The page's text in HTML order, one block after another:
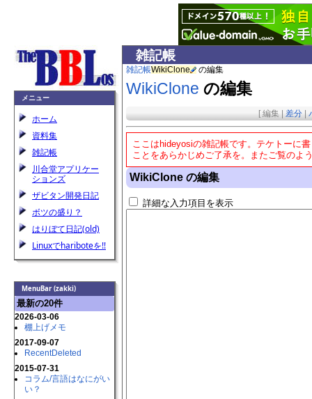
メニュー
ホーム
資料集
雑記帳
川合堂アプリケー
ションズ
ザビタン開発日記
ボツの盛り？
はりぼて日記(old)
Linuxでhariboteを!!
MenuBar (zakki)
最新の20件
2026-03-06
棚上げメモ
2017-09-07
RecentDeleted
2015-07-31
コラム​/言語はなにがい
い？
雑記帳
雑記帳WikiClone の編集
WikiClone の編集
[ 編集| 差分|
ここはhideyosiの雑記帳です。テケトーに
ことをあらかじめご了承を。またご覧のよ
WikiClone の編集
詳細な入力項目を表示